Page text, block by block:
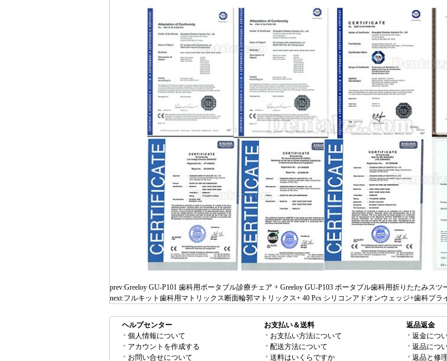
prev:Greeloy GU-P101 歯科用ポータブル診療チェア + Greeloy GU-P103 ポータブル歯科用折りたたみスツ
next:フルキット歯科用マトリックス断面輪郭マトリックス+ 40 Pcs シリコンアドオンウェッジ+歯科プラ
ヘルプセンター
個人情報について
アカウントを作成する
お問い合せについて
お支払い＆送料
お支払い方法について
配送方法について
送料はいくらですか
返品返金
返金につ
返品につ
返品と修